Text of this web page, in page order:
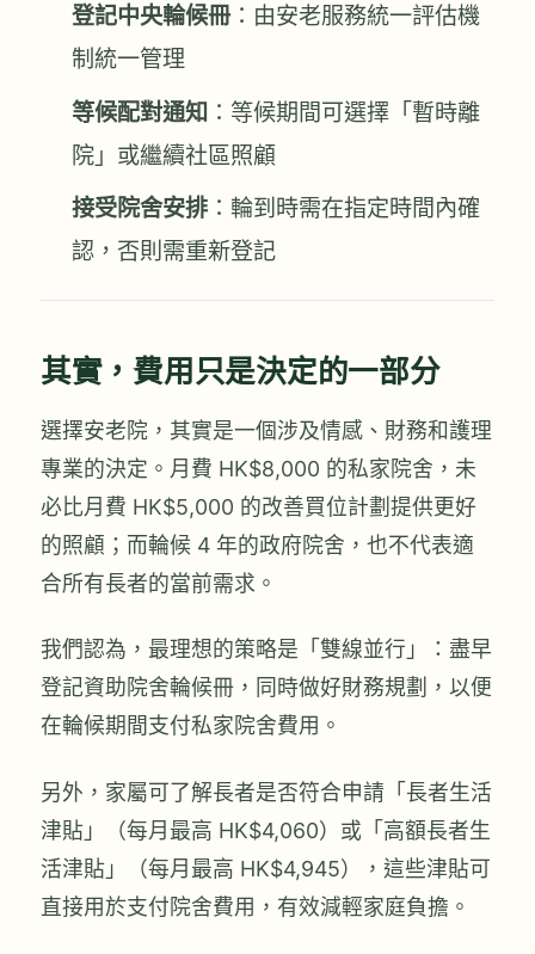
登記中央輪候冊：由安老服務統一評估機
制統一管理
等候配對通知 ：等候期間可選擇「暫時離
院」或繼續社區照顧
接受院舍安排：輪到時需在指定時間內確
認，否則需重新登記
其實，費用只是決定的一部分
選擇安老院，其實是一個涉及情感、財務和護理
專業的決定。月費 HK$8,000 的私家院舍，未
必比月費 HK$5,000 的改善買位計劃提供更好
的照顧；而輪候 4 年的政府院舍，也不代表適
合所有長者的當前需求。
我們認為，最理想的策略是「雙線並行」：盡早
登記資助院舍輪候冊，同時做好財務規劃，以便
在輪候期間支付私家院舍費用。
另外，家屬可了解長者是否符合申請「長者生活
津貼」（每月最高 HK$4,060）或「高額長者生
活津貼」（每月最高 HK$4,945），這些津貼可
直接用於支付院舍費用，有效減輕家庭負擔。